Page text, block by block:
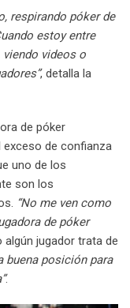
respirando póker de
estoy entre
viendo videos o
, detalla la
de póker
de confianza
uno de los
son los
“No me ven como
de póker
algún jugador trata de
buena posición para
.